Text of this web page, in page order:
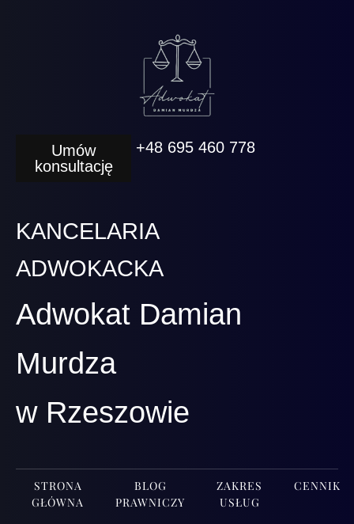
Umów
konsultację
+48 695 460 778
KANCELARIA
ADWOKACKA
Adwokat Damian
Murdza
w Rzeszowie
STRONA
GŁÓWNA
BLOG
PRAWNICZY
ZAKRES
USŁUG
CENNIK